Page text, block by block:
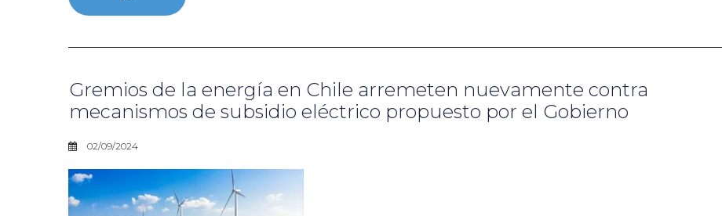
Gremios de la energía en Chile arremeten nuevamente contra
mecanismos de subsidio eléctrico propuesto por el Gobierno
02/09/2024